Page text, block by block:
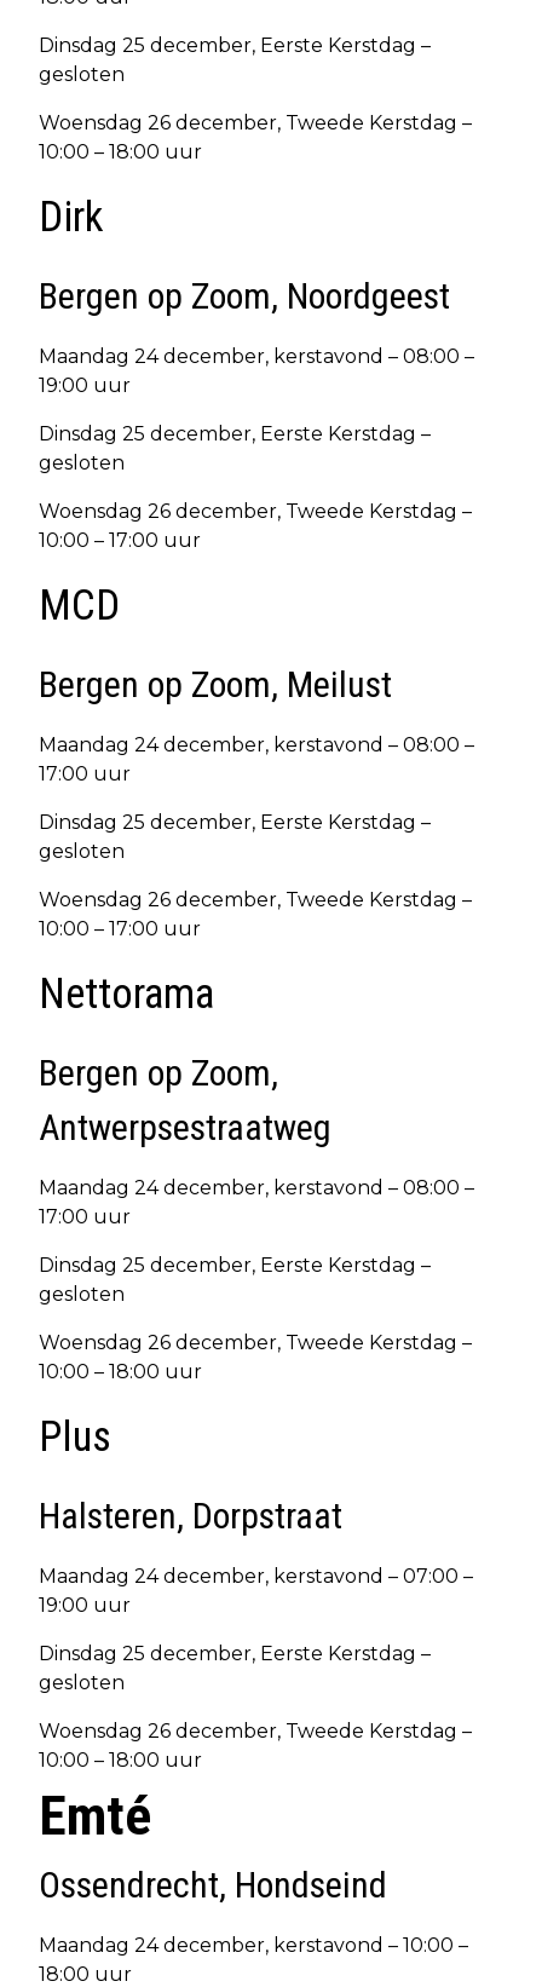
Dinsdag 25 december, Eerste Kerstdag –
gesloten
Woensdag 26 december, Tweede Kerstdag –
10:00 – 18:00 uur
Dirk
Bergen op Zoom, Noordgeest
Maandag 24 december, kerstavond – 08:00 –
19:00 uur
Dinsdag 25 december, Eerste Kerstdag –
gesloten
Woensdag 26 december, Tweede Kerstdag –
10:00 – 17:00 uur
MCD
Bergen op Zoom, Meilust
Maandag 24 december, kerstavond – 08:00 –
17:00 uur
Dinsdag 25 december, Eerste Kerstdag –
gesloten
Woensdag 26 december, Tweede Kerstdag –
10:00 – 17:00 uur
Nettorama
Bergen op Zoom,
Antwerpsestraatweg
Maandag 24 december, kerstavond – 08:00 –
17:00 uur
Dinsdag 25 december, Eerste Kerstdag –
gesloten
Woensdag 26 december, Tweede Kerstdag –
10:00 – 18:00 uur
Plus
Halsteren, Dorpstraat
Maandag 24 december, kerstavond – 07:00 –
19:00 uur
Dinsdag 25 december, Eerste Kerstdag –
gesloten
Woensdag 26 december, Tweede Kerstdag –
10:00 – 18:00 uur
Emté
Ossendrecht, Hondseind
Maandag 24 december, kerstavond – 10:00 –
18:00 uur